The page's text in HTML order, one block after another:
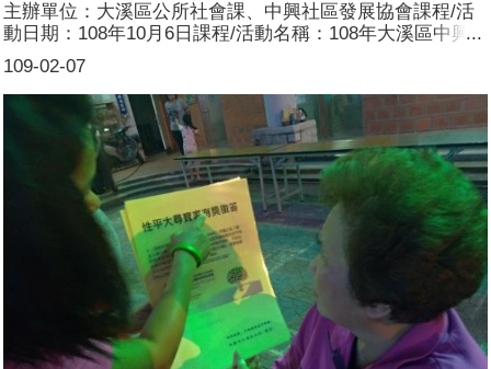
109-02-07
主辦單位：大溪區公所社會課、中興社區發展協會課程/活
動日期：108年10月6日課程/活動名稱：108年大溪區中興
社區重陽國金社安宣導課程/活動目標：將性別平等融入市
民生活由同仁持自製看板，宣講CEDAW及性別平等。參加
人數：共120人，分別為男性：60人；女性：60人。